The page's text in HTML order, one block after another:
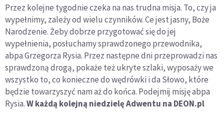
Przez kolejne tygodnie czeka na nas trudna misja. To, czy ja
wypełnimy, zależy od wielu czynników. Ce jest jasny, Boże
Narodzenie. Żeby dobrze przygotować się do jej
wypełnienia, posłuchamy sprawdzonego przewodnika,
abpa Grzegorza Rysia. Przez następne dni przeprowadzi nas
sprawdzoną drogą, pokaże też ukryte szlaki, wyposaży we
wszystko to, co konieczne do wędrówki i da Słowo, które
będzie towarzyszyć nam aż do końca. Podejmij misję abpa
Rysia.W każdą kolejną niedzielę Adwentu na DEON.pl